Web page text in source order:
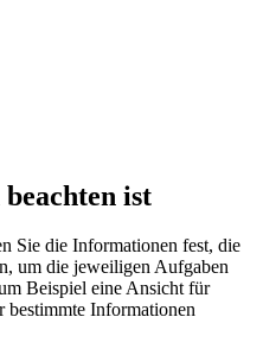
ist
Sie die Informationen fest, die
um die jeweiligen Aufgaben
Beispiel eine Ansicht für
bestimmte Informationen